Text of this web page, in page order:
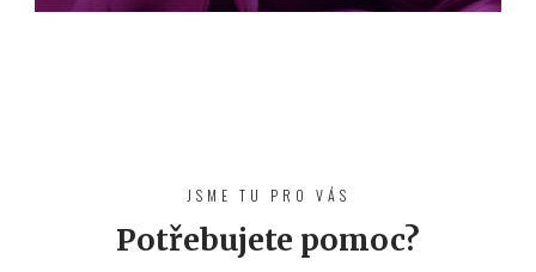
JSME TU PRO VÁS
Potřebujete pomoc?